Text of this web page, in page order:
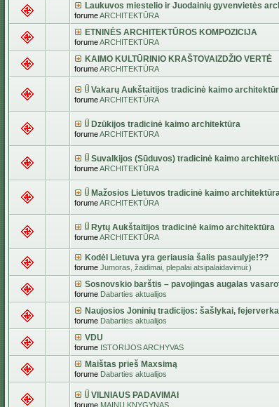
Laukuvos miestelio ir Juodainių gyvenvietės
forumeARCHITEKTŪRA
ETNINĖS ARCHITEKTŪROS KOMPOZICIJA
forumeARCHITEKTŪRA
KAIMO KULTŪRINIO KRAŠTOVAIZDŽIO VERTĖ
forumeARCHITEKTŪRA
Vakarų Aukštaitijos tradicinė kaimo
forumeARCHITEKTŪRA
Dzūkijos tradicinė kaimo architektūra
forumeARCHITEKTŪRA
Suvalkijos (Sūduvos) tradicinė kaimo
forumeARCHITEKTŪRA
Mažosios Lietuvos tradicinė kaimo
forumeARCHITEKTŪRA
Rytų Aukštaitijos tradicinė kaimo architektūra
forumeARCHITEKTŪRA
Kodėl Lietuva yra geriausia šalis pasaulyje!??
forume Jumoras, žaidimai, plepalai atsipalaidavimui:)
Sosnovskio barštis – pavojingas augalas
forume Dabarties aktualijos
Naujosios Joninių tradicijos: šašlykai,
forume Dabarties aktualijos
VDU
forume ISTORIJOS ARCHYVAS
Maištas prieš Maxsimą
forume Dabarties aktualijos
VILNIAUS PADAVIMAI
forume MAINŲ KNYGYNAS